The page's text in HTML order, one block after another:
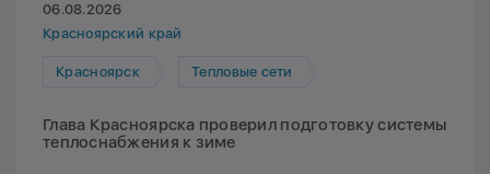
06.08.2026
Красноярский край
Красноярск Тепловые сети
Глава Красноярска проверил подготовку системы
теплоснабжения к зиме